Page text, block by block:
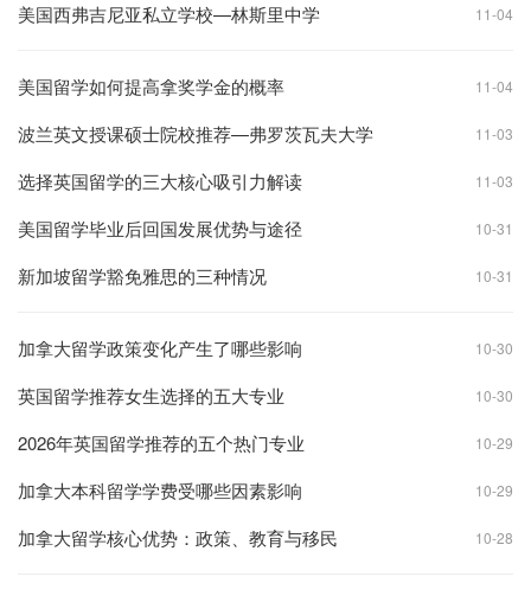
美国西弗吉尼亚私立学校—林斯里中学 11-04
美国留学如何提高拿奖学金的概率 11-04
波兰英文授课硕士院校推荐—弗罗茨瓦夫大学 11-03
选择英国留学的三大核心吸引力解读 11-03
美国留学毕业后回国发展优势与途径 10-31
新加坡留学豁免雅思的三种情况 10-31
加拿大留学政策变化产生了哪些影响 10-30
英国留学推荐女生选择的五大专业 10-30
2026年英国留学推荐的五个热门专业 10-29
加拿大本科留学学费受哪些因素影响 10-29
加拿大留学核心优势：政策、教育与移民 10-28